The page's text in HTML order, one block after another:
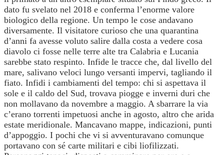
dato fu svelato nel 2018 e conferma l’enorme valore
biologico della regione. Un tempo le cose andavano
diversamente. Il visitatore curioso che una quarantina
d’anni fa avesse voluto salire dalla costa a vedere cosa
diavolo ci fosse nelle terre alte tra Calabria e Lucania
sarebbe stato respinto. Infide le tracce che, dal livello del
mare, salivano veloci lungo versanti impervi, tagliando il
fiato. Infidi i cambiamenti del tempo: chi si aspettava il
sole e il caldo del Sud, trovava piogge e inverni duri che
non mollavano da novembre a maggio. A sbarrare la via
c’erano torrenti impetuosi anche in agosto, altro che arida
estate meridionale. Mancavano mappe, indicazioni, punti
d’appoggio. I pochi che vi si avventuravano comunque
portavano con sé carte militari e cibi liofilizzati.